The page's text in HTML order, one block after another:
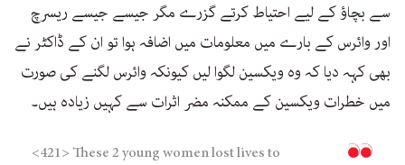
سے بچاؤ کے لیے احتیاط کرتے گزرے مگر جیسے جیسے ریسرچ
اور وائرس کے بارے میں معلومات میں اضافہ ہوا تو ان کے ڈاکٹر نے
بھی کہہ دیا کہ وہ ویکسین لگوا لیں کیونکہ وائرس لگنے کی صورت
میں خطرات ویکسین کے ممکنہ مضر اثرات سے کہیں زیادہ ہیں۔
<421> These 2 young women lost lives to